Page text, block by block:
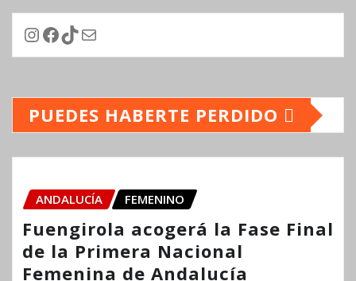
Instagram
Facebook
TikTok
Correo electrónico
PUEDES HABERTE PERDIDO
ANDALUCÍA FEMENINO
Fuengirola acogerá la Fase Final
de la Primera Nacional
Femenina de Andalucía